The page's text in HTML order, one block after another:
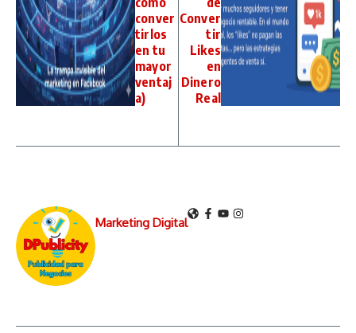
conver
tirlos
en tu
mayor
ventaj
a)
Conver
tir
Likes
en
Dinero
Real
Marketing Digital